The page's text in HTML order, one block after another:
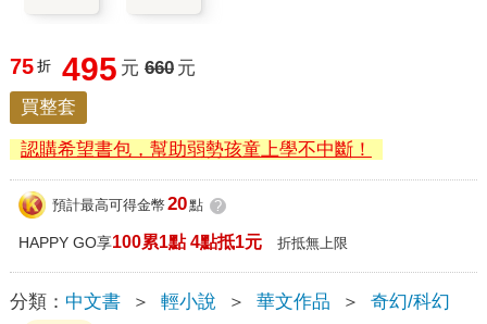
75 折 495 元 660 元
買整套
認購希望書包，幫助弱勢孩童上學不中斷！
預計最高可得金幣 20點 ?
HAPPY GO享100累1點 4點抵1元 折抵無上限
分類： 中文書 ＞ 輕小說 ＞ 華文作品 ＞ 奇幻/科幻